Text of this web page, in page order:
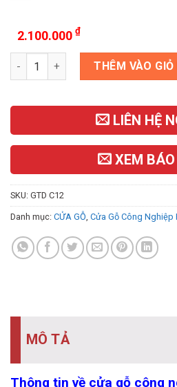
2.100.000 ₫
Cửa Gỗ HDF GTD C12 số lượng
THÊM VÀO GIỎ
LIÊN HỆ
XEM BÁO
SKU: GTD C12
Danh mục: CỬA GỖ, Cửa Gỗ Công Nghiệp
MÔ TẢ
Thông tin về cửa gỗ công